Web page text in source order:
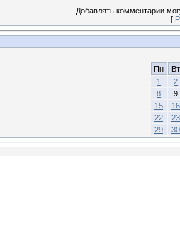
Добавлять комментарии
[
Пн
Вт
1
2
8
9
15
16
22
23
29
30